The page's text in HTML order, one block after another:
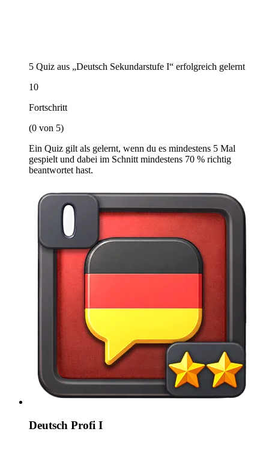
5 Quiz aus „Deutsch Sekundarstufe I“ erfolgreich gelernt
10
Fortschritt
(0 von 5)
Ein Quiz gilt als gelernt, wenn du es mindestens 5 Mal
gespielt und dabei im Schnitt mindestens 70 % richtig
beantwortet hast.
Deutsch Profi I